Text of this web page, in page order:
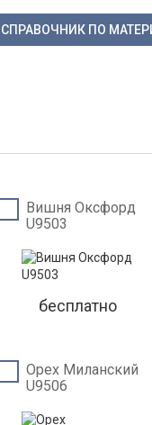
СПРАВОЧНИК ПО
Вишня Оксфорд
U9503
бесплатно
Орех Миланский
U9506